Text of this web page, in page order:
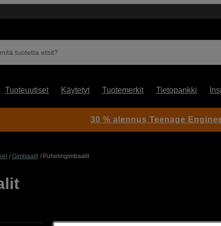
tuotetta etsit?
Tuoteuutiset Käytetyt Tuotemerkit Tietopankki
Gimbaalit Puhelingimbaalit
30 % alennus Teenage